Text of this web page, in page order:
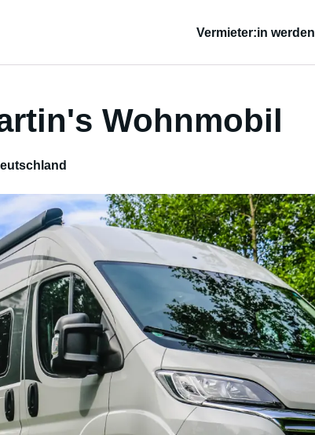
Vermieter:in werden
Wohnmobil